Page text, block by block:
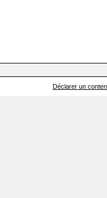
Déclarer un